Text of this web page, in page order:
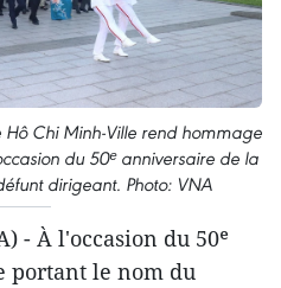
Chi Minh-Ville rend hommage
du 50ᵉ anniversaire de la
dirigeant. Photo: VNA
- À l'occasion du 50ᵉ
portant le nom du